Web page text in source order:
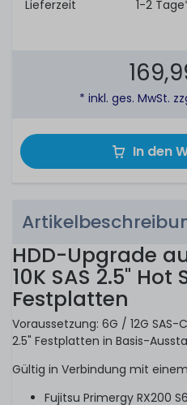
Lieferzeit
1-2
* inkl. ges. MwSt.
In den
HDD-Upgrade
10K SAS 2.5" Hot
Festplatten
Voraussetzung: 6G / 12G SAS-
2.5" Festplatten in Basis-
Gültig in Verbindung mit
Fujitsu Primergy RX200 S6